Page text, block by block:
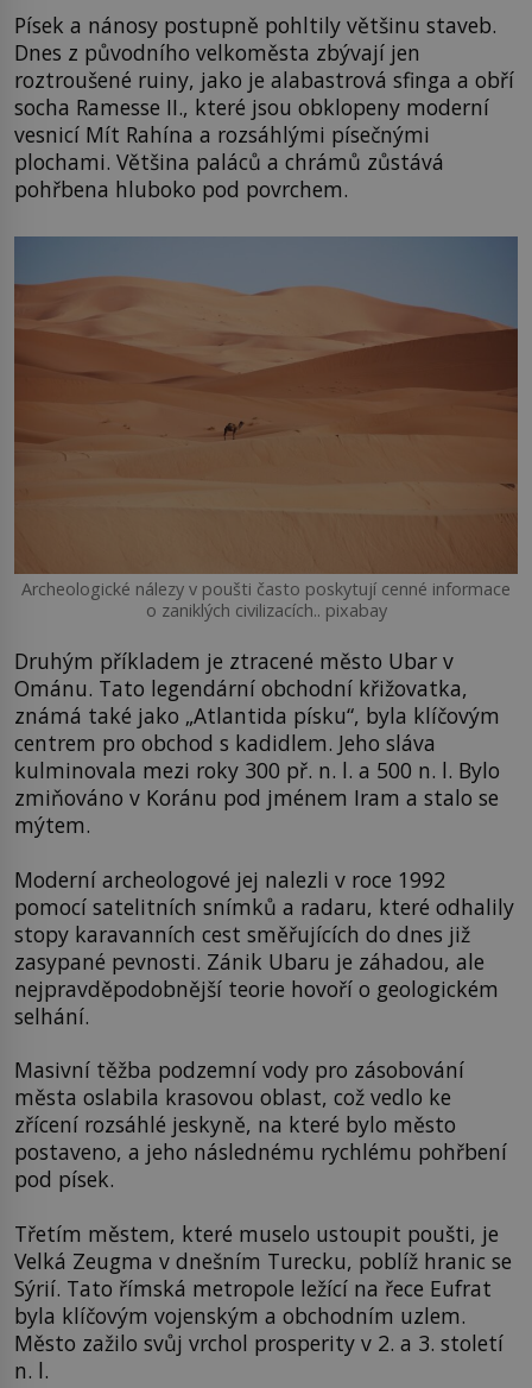
Písek a nánosy postupně pohltily většinu staveb.
Dnes z původního velkoměsta zbývají jen
roztroušené ruiny, jako je alabastrová sfinga a obří
socha Ramesse II., které jsou obklopeny moderní
vesnicí Mít Rahína a rozsáhlými písečnými
plochami. Většina paláců a chrámů zůstává
pohřbena hluboko pod povrchem.
Archeologické nálezy v poušti často poskytují cenné informace
o zaniklých civilizacích.. pixabay
Druhým příkladem je ztracené město Ubar v
Ománu. Tato legendární obchodní křižovatka,
známá také jako „Atlantida písku“, byla klíčovým
centrem pro obchod s kadidlem. Jeho sláva
kulminovala mezi roky 300 př. n. l. a 500 n. l. Bylo
zmiňováno v Koránu pod jménem Iram a stalo se
mýtem.
Moderní archeologové jej nalezli v roce 1992
pomocí satelitních snímků a radaru, které odhalily
stopy karavanních cest směřujících do dnes již
zasypané pevnosti. Zánik Ubaru je záhadou, ale
nejpravděpodobnější teorie hovoří o geologickém
selhání.
Masivní těžba podzemní vody pro zásobování
města oslabila krasovou oblast, což vedlo ke
zřícení rozsáhlé jeskyně, na které bylo město
postaveno, a jeho následnému rychlému pohřbení
pod písek.
Třetím městem, které muselo ustoupit poušti, je
Velká Zeugma v dnešním Turecku, poblíž hranic se
Sýrií. Tato římská metropole ležící na řece Eufrat
byla klíčovým vojenským a obchodním uzlem.
Město zažilo svůj vrchol prosperity v 2. a 3. století
n. l.